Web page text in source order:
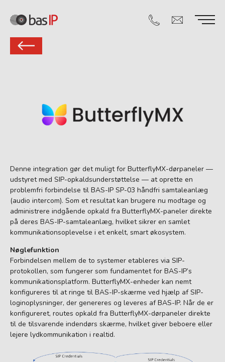
Denne integration gør det muligt for ButterflyMX-dørpaneler —
udstyret med SIP-opkaldsunderstøttelse — at oprette en
problemfri forbindelse til BAS-IP SP-03 håndfri samtaleanlæg
(audio intercom). Som et resultat kan brugere nu modtage og
administrere indgående opkald fra ButterflyMX-paneler direkte
på deres BAS-IP-samtaleanlæg, hvilket sikrer en samlet
kommunikationsoplevelse i et enkelt, smart økosystem.
Nøglefunktion
Forbindelsen mellem de to systemer etableres via SIP-
protokollen, som fungerer som fundamentet for BAS-IP’s
kommunikationsplatform. ButterflyMX-enheder kan nemt
konfigureres til at ringe til BAS-IP-skærme ved hjælp af SIP-
loginoplysninger, der genereres og leveres af BAS-IP. Når de er
konfigureret, routes opkald fra ButterflyMX-dørpaneler direkte
til de tilsvarende indendørs skærme, hvilket giver beboere eller
lejere lydkommunikation i realtid.